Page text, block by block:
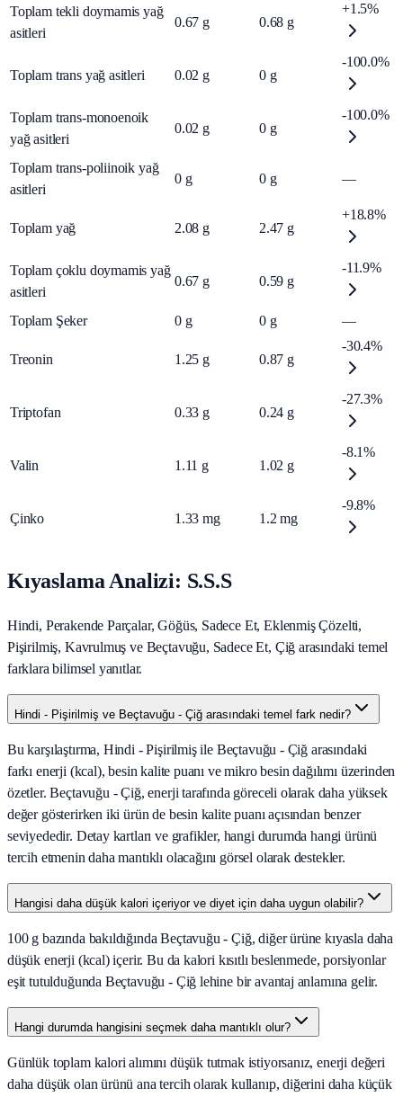
Toplam tekli doymamis yağ
asitleri
0.67 g 0.68 g
+1.5%
Toplam trans yağ asitleri 0.02 g 0 g
-100.0%
Toplam trans-monoenoik
yağ asitleri
0.02 g 0 g
-100.0%
Toplam trans-poliinoik yağ
asitleri
0 g 0 g —
Toplam yağ 2.08 g 2.47 g
+18.8%
Toplam çoklu doymamis yağ
asitleri
0.67 g 0.59 g
-11.9%
Toplam Şeker 0 g 0 g —
Treonin 1.25 g 0.87 g
-30.4%
Triptofan 0.33 g 0.24 g
-27.3%
Valin 1.11 g 1.02 g
-8.1%
Çinko 1.33 mg 1.2 mg
-9.8%
Kıyaslama Analizi: S.S.S
Hindi, Perakende Parçalar, Göğüs, Sadece Et, Eklenmiş Çözelti,
Pişirilmiş, Kavrulmuş ve Beçtavuğu, Sadece Et, Çiğ arasındaki temel
farklara bilimsel yanıtlar.
Hindi - Pişirilmiş ve Beçtavuğu - Çiğ arasındaki temel fark nedir?
Bu karşılaştırma, Hindi - Pişirilmiş ile Beçtavuğu - Çiğ arasındaki
farkı enerji (kcal), besin kalite puanı ve mikro besin dağılımı üzerinden
özetler. Beçtavuğu - Çiğ, enerji tarafında göreceli olarak daha yüksek
değer gösterirken iki ürün de besin kalite puanı açısından benzer
seviyededir. Detay kartları ve grafikler, hangi durumda hangi ürünü
tercih etmenin daha mantıklı olacağını görsel olarak destekler.
Hangisi daha düşük kalori içeriyor ve diyet için daha uygun olabilir?
100 g bazında bakıldığında Beçtavuğu - Çiğ, diğer ürüne kıyasla daha
düşük enerji (kcal) içerir. Bu da kalori kısıtlı beslenmede, porsiyonlar
eşit tutulduğunda Beçtavuğu - Çiğ lehine bir avantaj anlamına gelir.
Hangi durumda hangisini seçmek daha mantıklı olur?
Günlük toplam kalori alımını düşük tutmak istiyorsanız, enerji değeri
daha düşük olan ürünü ana tercih olarak kullanıp, diğerini daha küçük